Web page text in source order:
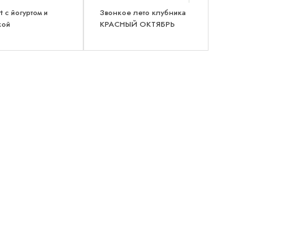
c йогуртом и
Звонкое лето клубника
КРАСНЫЙ ОКТЯБРЬ